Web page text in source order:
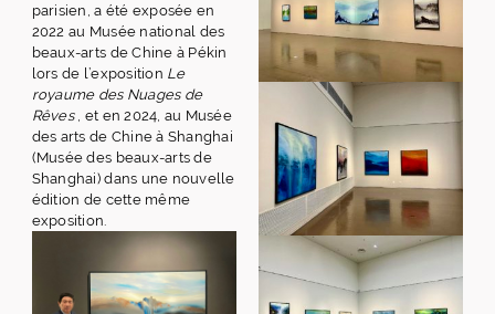
parisien, a été exposée en
2022 au Musée national des
beaux-arts de Chine à Pékin
lors de l’exposition Le
royaume des Nuages de
Rêves, et en 2024, au Musée
des arts de Chine à Shanghai
(Musée des beaux-arts de
Shanghai) dans une nouvelle
édition de cette même
exposition.